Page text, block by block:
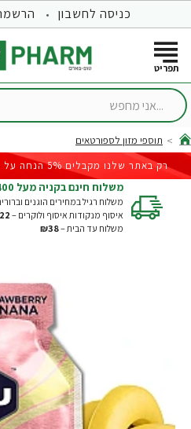
כניסה לחשבון
...אני
home
תוספי מזון לספורטאים
רק באתר שלנו מקבלים 5% הנחה על הקנייה הבאה |
משלוח חינם בקניה מעל 400 ש"ח | דרך איפוסט עד 5 ק"ג
משלוח רגיל במחירים הוגנים
איסוף מנקודות איסוף ולוקרים –
משלוח עד הבית –₪38